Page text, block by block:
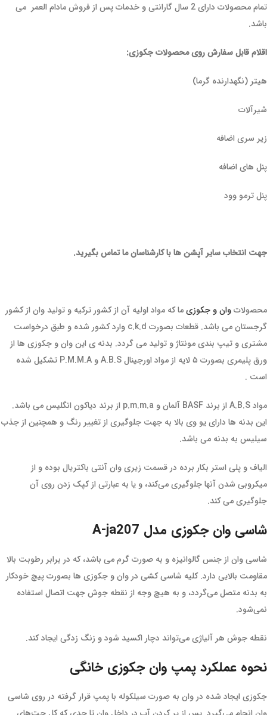
تمام محصولات دارای 2 سال گارانتی و خدمات پس از فروش مادام العمر می
باشد.
اقلام قابل سفارش روی محصولات جکوزی:
هیتر (نگهدارنده گرما)
شیرآلات
زیر سری اضافه
پنل های اضافه
پنل ترمو وود
جهت انتخاب سایر آپشن ها با کارشناسان ما تماس بگیرید.
محصولاتوان و جکوزیما که مواد اولیه آن از کشور ترکیه و تولید وان از کشور
گرجستان می باشد. قطعات بصورت c.k.d وارد کشور شده و طبق درخواست
مشتری و تیپ بندی مونتاژ و تولید می گردد. بدنه ی این وان و جکوزی ها از
ورق پلیمری بصورت ۵ لایه از مواد اورجینال A.B.S و P.M.M.A تشکیل شده
است .
مواد A.B.S از برند BASF آلمان و p.m.m.a از برند دیاکون انگلیس می باشد.
این بدنه ها دارای یو وی بالا به جهت جلوگیری از تغییر رنگ و همچنین از جذب
سیلیس به بدنه می باشد.
الیاف و پلی استر بکار برده در قسمت زیری وان آنتی باکتریال بوده و از
میکروبی شدن آنها جلوگیری می‌کند، و یا به عبارتی از کپک زدن روی آن
جلوگیری می کند.
شاسی وان جکوزی مدل A-ja207
شاسی وان از جنس گالوانیزه و به صورت گرم می باشد، که در برابر رطوبت بالا
مقاومت بالایی دارد. کلیه شاسی کشی در وان و جکوزی ها بصورت پیچ خودکار
به بدنه متصل می‌گردد، و به هیچ وجه از نقطه جوش جهت اتصال استفاده
نمی‌شود.
نقطه جوش هر آلیاژی می‌تواند دچار اکسید شود و زنگ زدگی ایجاد کند.
نحوه عملکرد پمپ وان جکوزی خانگی
جکوزی ایجاد شده در وان به صورت سیلکوله با پمپ قرار گرفته در روی شاسی